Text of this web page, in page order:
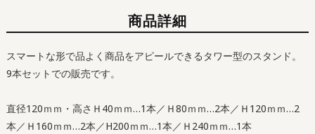
商品詳細
スマートな形で品よく商品をアピールできるタワー型のスタンド。
9本セットでの販売です。
直径120ｍｍ・高さＨ40ｍｍ…1本／Ｈ80ｍｍ…2本／Ｈ120ｍｍ…2
本／Ｈ160ｍｍ…2本／H200ｍｍ…1本／Ｈ240ｍｍ…1本